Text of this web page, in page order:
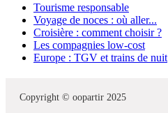
Tourisme responsable
Voyage de noces : où aller...
Croisière : comment choisir ?
Les compagnies low-cost
Europe : TGV et trains de nuit
Copyright © oopartir 2025